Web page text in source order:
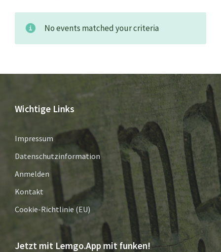
No events matched your criteria
Wichtige Links
Impressum
Datenschutzinformation
Anmelden
Kontakt
Cookie-Richtlinie (EU)
Jetzt mit Lemgo.App mit funken!